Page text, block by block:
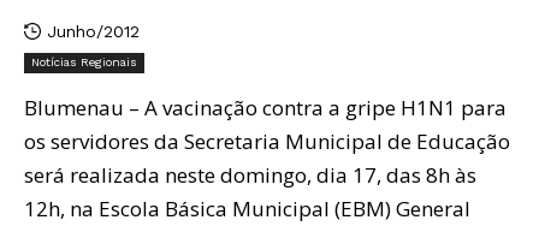
Junho/2012
Notícias Regionais
Blumenau – A vacinação contra a gripe H1N1 para
os servidores da Secretaria Municipal de Educação
será realizada neste domingo, dia 17, das 8h às
12h, na Escola Básica Municipal (EBM) General